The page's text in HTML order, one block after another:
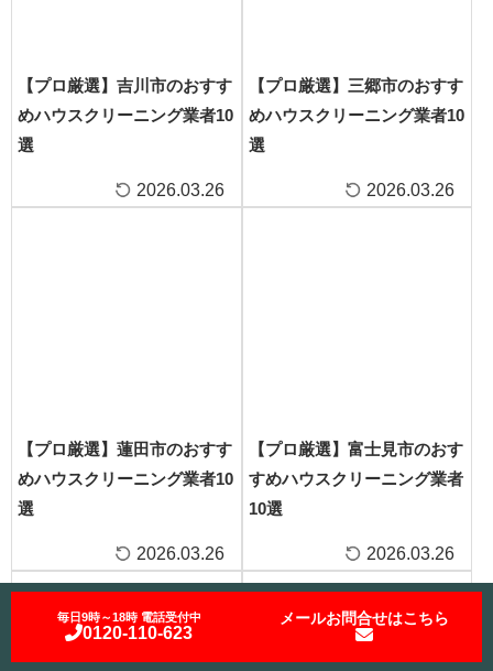
【プロ厳選】吉川市のおすす
めハウスクリーニング業者10
選
2026.03.26
【プロ厳選】三郷市のおすす
めハウスクリーニング業者10
選
2026.03.26
【プロ厳選】蓮田市のおすす
めハウスクリーニング業者10
選
2026.03.26
【プロ厳選】富士見市のおす
すめハウスクリーニング業者
10選
2026.03.26
毎日9時～18時 電話受付中
0120-110-623
メールお問合せはこちら